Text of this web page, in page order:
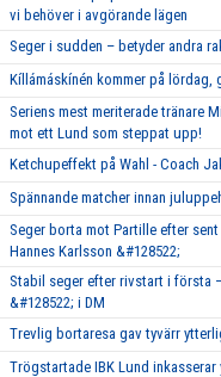
vi behöver i avgörande lägen
Seger i sudden – betyder andra
Kíllámáskínén kommer på lördag,
Seriens mest meriterade tränare
mot ett Lund som steppat upp!
Ketchupeffekt på Wahl - Coach
Spännande matcher innan
Seger borta mot Partille efter
Hannes Karlsson &#128522;
Stabil seger efter rivstart i första
&#128522; i DM
Trevlig bortaresa gav tyvärr
Trögstartade IBK Lund